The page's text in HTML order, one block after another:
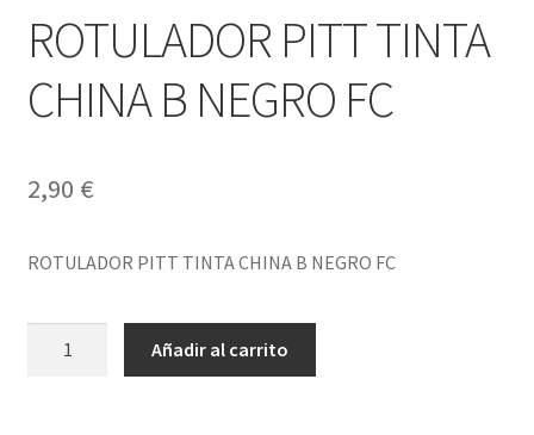
ROTULADOR PITT TINTA
CHINA B NEGRO FC
2,90 €
ROTULADOR PITT TINTA CHINA B NEGRO FC
Añadir al carrito